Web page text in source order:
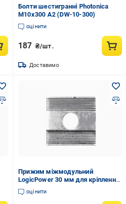
Болти шестигранні Photonica
М10х300 А2 (DW-10-300)
оцінити
187 ₴/шт.
Доставимо
Прижим міжмодульний
LogicPower 30 мм для кріплення
сонячних панелей алюміній
(27316637)
оцінити